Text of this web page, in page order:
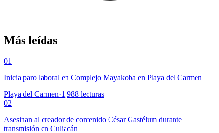
Más leídas
01
Inicia paro laboral en Complejo Mayakoba en Playa del Carmen
Playa del Carmen·1,988 lecturas
02
Asesinan al creador de contenido César Gastélum durante
transmisión en Culiacán